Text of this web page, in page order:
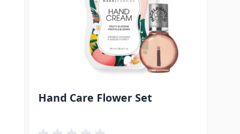
Hand Care Flower Set